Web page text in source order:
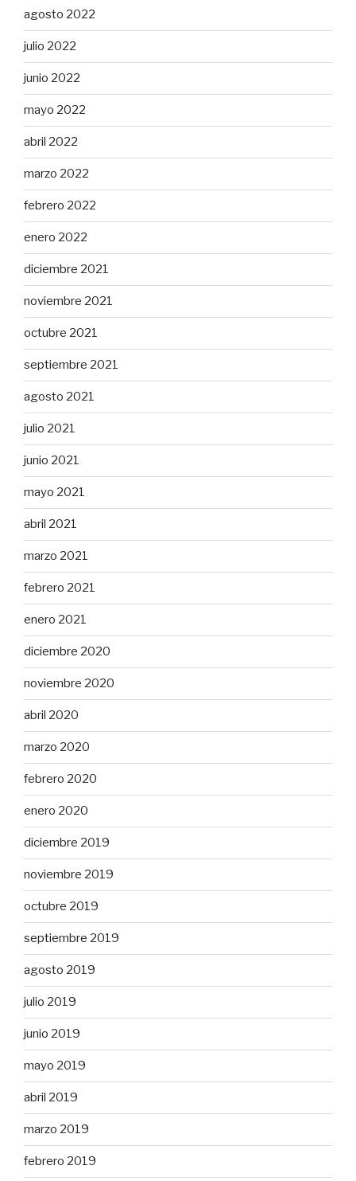
agosto 2022
julio 2022
junio 2022
mayo 2022
abril 2022
marzo 2022
febrero 2022
enero 2022
diciembre 2021
noviembre 2021
octubre 2021
septiembre 2021
agosto 2021
julio 2021
junio 2021
mayo 2021
abril 2021
marzo 2021
febrero 2021
enero 2021
diciembre 2020
noviembre 2020
abril 2020
marzo 2020
febrero 2020
enero 2020
diciembre 2019
noviembre 2019
octubre 2019
septiembre 2019
agosto 2019
julio 2019
junio 2019
mayo 2019
abril 2019
marzo 2019
febrero 2019